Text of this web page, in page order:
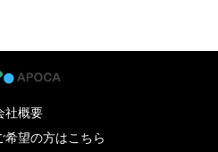
社概要
希望の方はこちら